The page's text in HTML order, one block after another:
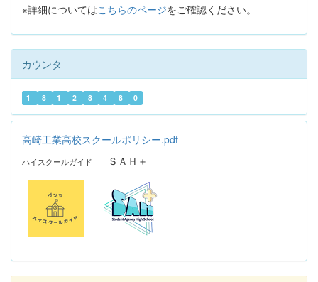
※詳細についてはこちらのページをご確認ください。
カウンタ
1 8 1 2 8 4 8 0
高崎工業高校スクールポリシー.pdf
ハイスクールガイド ＳＡＨ＋